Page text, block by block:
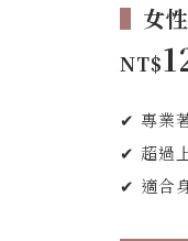
▌ 女
NT$
✔ 專業
✔ 超過
✔ 適合